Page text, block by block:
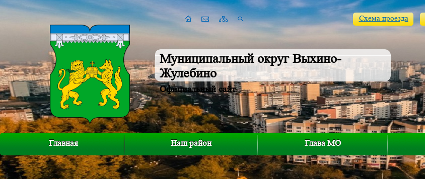
Муниципальный округ Выхино-
Жулебино
Официальный сайт
Схема проезда
Главная Наш район Глава МО